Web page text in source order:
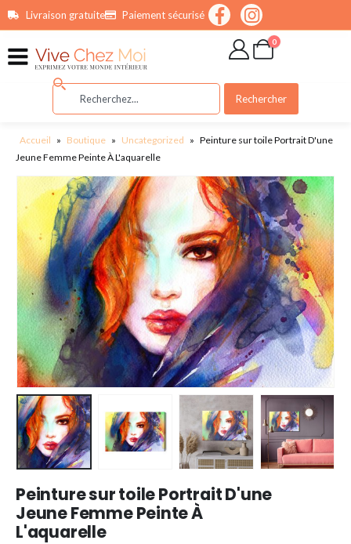
principalLivraison gratuite Paiement sécurisé
0
Rechercher
Accueil » Boutique » Uncategorized » Peinture sur toile Portrait D'une
Jeune Femme Peinte À L'aquarelle
Peinture sur toile Portrait D'une
Jeune Femme Peinte À
L'aquarelle